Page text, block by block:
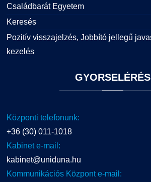
Családbarát Egyetem
Keresés
Pozitív visszajelzés, Jobbító jellegű
kezelés
GYORSELÉRÉS
Központi telefonunk:
+36 (30) 011-1018
Kabinet e-mail:
kabinet@uniduna.hu
Kommunikációs Központ e-mail: